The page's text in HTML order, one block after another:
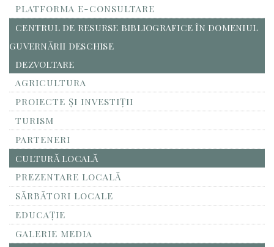
PLATFORMA E-CONSULTARE
CENTRUL DE RESURSE BIBLIOGRAFICE ÎN DOMENIUL
GUVERNĂRII DESCHISE
DEZVOLTARE
AGRICULTURA
PROIECTE ȘI INVESTIȚII
TURISM
PARTENERI
CULTURĂ LOCALĂ
PREZENTARE LOCALĂ
SĂRBĂTORI LOCALE
EDUCAȚIE
GALERIE MEDIA